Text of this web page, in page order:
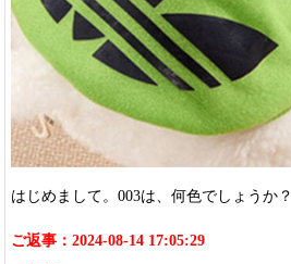
はじめまして。003は、何色でしょうか？
ご返事：2024-08-14 17:05:29